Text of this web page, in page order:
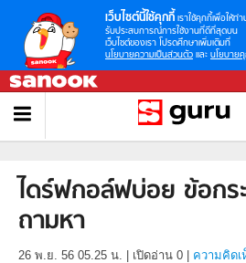
เว็บไซต์นี้ใช้คุกกี้ เราใช้คุกกี้เพื่อให้ท่า
รับประสบการณ์การใช้งานที่ดีที่สุดบน
เว็บไซต์ของเรา โปรดศึกษาเพิ่มเติมที่
นโยบายความเป็นส่วนตัว และ นโยบาย
ไดร์ฟกอล์ฟบ่อย ข้อกร
ถามหา
26 พ.ย. 56 05.25 น. เปิดอ่าน 0 ความคิดเ